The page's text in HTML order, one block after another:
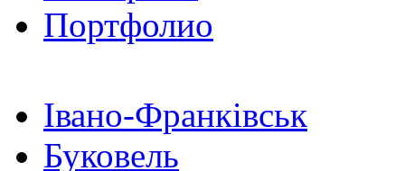
Портфолио
Івано-Франківськ
Буковель